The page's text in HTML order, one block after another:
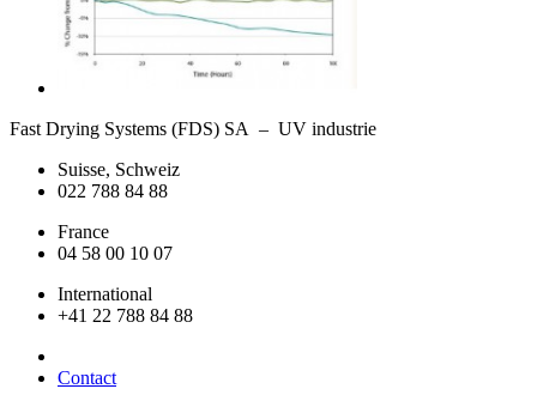
Fast Drying Systems (FDS) SA – UV industrie
Suisse, Schweiz
022 788 84 88
France
04 58 00 10 07
International
+41 22 788 84 88
Contact